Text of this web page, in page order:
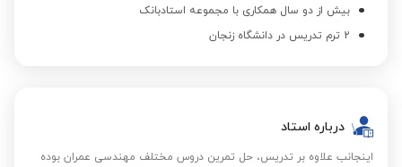
بیش از دو سال همکاری با مجموعه استادبانک
2 ترم تدریس در دانشگاه زنجان
درباره استاد
اینجانب علاوه بر تدریس، حل تمرین دروس مختلف مهندسی عمران بوده